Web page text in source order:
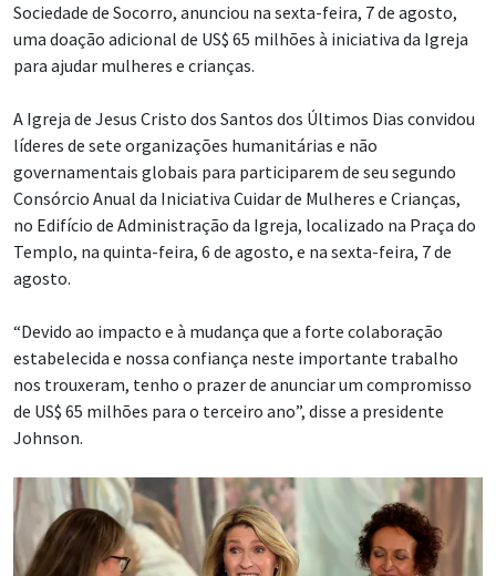
Sociedade de Socorro, anunciou na sexta-feira, 7 de agosto,
uma doação adicional de US$ 65 milhões à iniciativa da Igreja
para ajudar mulheres e crianças.
A Igreja de Jesus Cristo dos Santos dos Últimos Dias convidou
líderes de sete organizações humanitárias e não
governamentais globais para participarem de seu segundo
Consórcio Anual da Iniciativa Cuidar de Mulheres e Crianças,
no Edifício de Administração da Igreja, localizado na Praça do
Templo, na quinta-feira, 6 de agosto, e na sexta-feira, 7 de
agosto.
“Devido ao impacto e à mudança que a forte colaboração
estabelecida e nossa confiança neste importante trabalho
nos trouxeram, tenho o prazer de anunciar um compromisso
de US$ 65 milhões para o terceiro ano”, disse a presidente
Johnson.